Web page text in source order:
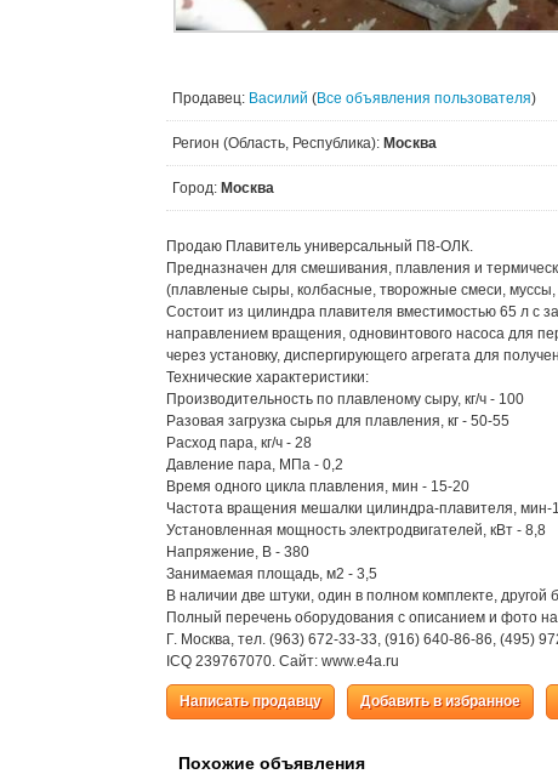
Продавец: Василий (Все объявления пользователя)
Регион (Область, Республика): Москва
Город: Москва
Продаю Плавитель универсальный П8-ОЛК.
Предназначен для смешивания, плавления и
(плавленые сыры, колбасные, творожные смеси, муссы,
Состоит из цилиндра плавителя вместимостью 65 л с
направлением вращения, одновинтового насоса для
через установку, диспергирующего агрегата для
Технические характеристики:
Производительность по плавленому сыру, кг/ч - 100
Разовая загрузка сырья для плавления, кг - 50-55
Расход пара, кг/ч - 28
Давление пара, МПа - 0,2
Время одного цикла плавления, мин - 15-20
Частота вращения мешалки цилиндра-плавителя, мин-
Установленная мощность электродвигателей, кВт - 8,8
Напряжение, В - 380
Занимаемая площадь, м2 - 3,5
В наличии две штуки, один в полном комплекте, другой
Полный перечень оборудования с описанием и фото
Г. Москва, тел. (963) 672-33-33, (916) 640-86-86, (495)
IСQ 239767070. Сайт: www.e4a.ru
Написать продавцу Добавить в избранное
Похожие объявления